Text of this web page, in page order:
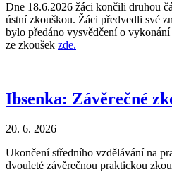
Dne 18.6.2026 žáci končili druhou
ústní zkouškou. Žáci předvedli své
bylo předáno vysvědčení o
ze zkoušek zde.
Ibsenka: Závěrečné
20. 6. 2026
Ukončení středního vzdělávání na
dvouleté závěrečnou praktickou